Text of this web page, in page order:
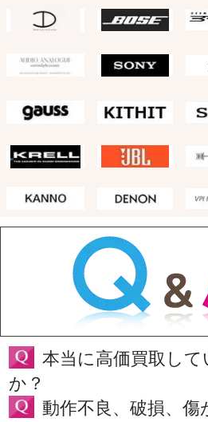
本当に高価買取し
か？
動作不良、破損、